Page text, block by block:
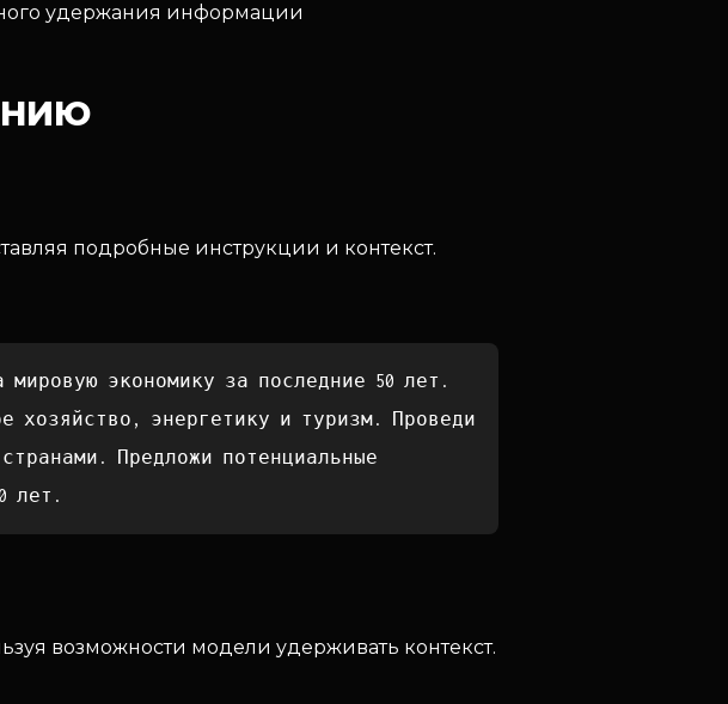
удержания информации
подробные инструкции и контекст.
мировую экономику за последние 50 лет.
хозяйство, энергетику и туризм. Проведи
Предложи потенциальные
лет.
возможности модели удерживать контекст.